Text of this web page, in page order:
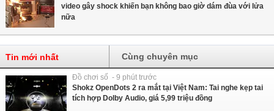
video gây shock khiến bạn không bao giờ dám đùa với lửa
nữa
Tin mới nhất Cùng chuyên mục
Đồ chơi số - 9 phút trước
Shokz OpenDots 2 ra mắt tại Việt Nam: Tai nghe kẹp tai
tích hợp Dolby Audio, giá 5,99 triệu đồng